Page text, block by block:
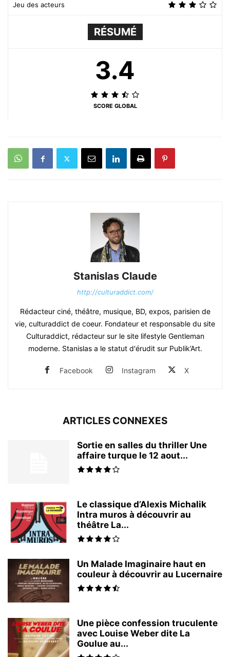
Jeu des acteurs
RÉSUMÉ
3.4
SCORE GLOBAL
Stanislas Claude
http://culturaddict.com/
Rédacteur ciné, théâtre, musique, BD, expos, parisien de
vie, culturaddict de coeur. Fondateur et responsable du site
Culturaddict, rédacteur sur le site lifestyle Gentleman
moderne. Stanislas a le statut d'érudit sur Publik’Art.
Facebook Instagram X
ARTICLES CONNEXES
Sortie en salles du thriller Une
affaire turque le 12 aout...
Le classique d’Alexis Michalik
Intra muros à découvrir au
théâtre La...
Un Malade Imaginaire haut en
couleur à découvrir au Lucernaire
Une pièce confession truculente
avec Louise Weber dite La
Goulue au...